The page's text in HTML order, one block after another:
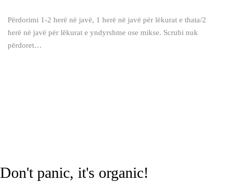
Përdorimi 1-2 herë në javë, 1 herë në javë për lëkurat e thata/2
herë në javë për lëkurat e yndyrshme ose mikse. Scrubi nuk
përdoret…
Don't panic, it's organic!